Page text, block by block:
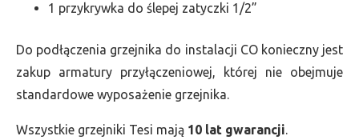
1 przykrywka do ślepej zatyczki 1/2”
Do podłączenia grzejnika do instalacji CO konieczny jest
zakup armatury przyłączeniowej, której nie obejmuje
standardowe wyposażenie grzejnika.
Wszystkie grzejniki Tesi mają 10 lat gwarancji.